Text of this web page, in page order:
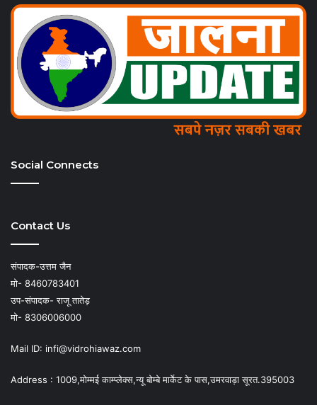
Social Connects
Contact Us
संपादक-उत्तम जैन
मो- 8460783401
उप-संपादक- राजू तातेड़
मो- 8306006000
Mail ID: infi@vidrohiawaz.com
Address : 1009,मोम्मई काम्प्लेक्स,न्यू बोम्बे मार्केट के पास,उमरवाड़ा सूरत.395003